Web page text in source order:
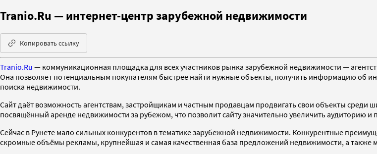
Tranio.Ru — интернет-центр зарубежной недвижимости
Копировать ссылку
Tranio.Ru — коммуникационная площадка для всех участников рынка зарубежной недвижимости —
Она позволяет потенциальным покупателям быстрее найти нужные объекты, получить информацию об
поиска недвижимости.
Сайт даёт возможность агентствам, застройщикам и частным продавцам продвигать свои объекты
посвящённый аренде недвижимости за рубежом, что позволит сайту значительно увеличить аудиторию
Сейчас в Рунете мало сильных конкурентов в тематике зарубежной недвижимости. Конкурентные
скромные объёмы рекламы, крупнейшая и самая качественная база предложений недвижимости, а также